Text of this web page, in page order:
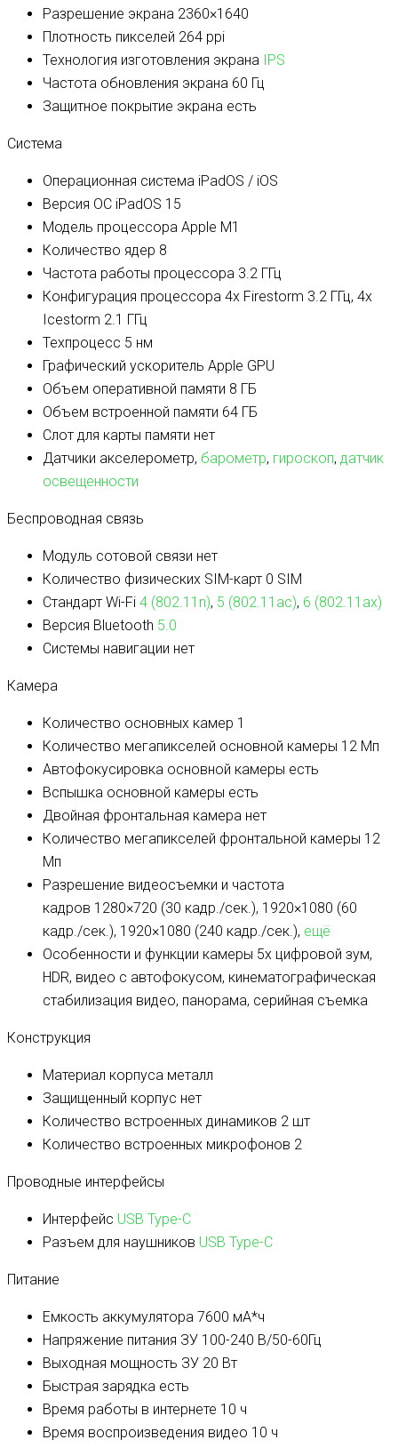
Разрешение экрана 2360×1640
Плотность пикселей 264 ppi
Технология изготовления экрана IPS
Частота обновления экрана 60 Гц
Защитное покрытие экрана есть
Система
Операционная система iPadOS / iOS
Версия ОС iPadOS 15
Модель процессора Apple M1
Количество ядер 8
Частота работы процессора 3.2 ГГц
Конфигурация процессора 4x Firestorm 3.2 ГГц, 4x
Icestorm 2.1 ГГц
Техпроцесс 5 нм
Графический ускоритель Apple GPU
Объем оперативной памяти 8 ГБ
Объем встроенной памяти 64 ГБ
Слот для карты памяти нет
Датчики акселерометр, барометр, гироскоп, датчик
освещенности
Беспроводная связь
Модуль сотовой связи нет
Количество физических SIM-карт 0 SIM
Стандарт Wi-Fi 4 (802.11n), 5 (802.11ac), 6 (802.11ax)
Версия Bluetooth 5.0
Системы навигации нет
Камера
Количество основных камер 1
Количество мегапикселей основной камеры 12 Мп
Автофокусировка основной камеры есть
Вспышка основной камеры есть
Двойная фронтальная камера нет
Количество мегапикселей фронтальной камеры 12
Мп
Разрешение видеосъемки и частота
кадров 1280×720 (30 кадр./сек.), 1920×1080 (60
кадр./сек.), 1920×1080 (240 кадр./сек.), ещё
Особенности и функции камеры 5х цифровой зум,
HDR, видео с автофокусом, кинемато­графическая
стабилизация видео, панорама, серийная съемка
Конструкция
Материал корпуса металл
Защищенный корпус нет
Количество встроенных динамиков 2 шт
Количество встроенных микрофонов 2
Проводные интерфейсы
Интерфейс USB Type-C
Разъем для наушников USB Type-C
Питание
Емкость аккумулятора 7600 мА*ч
Напряжение питания ЗУ 100-240 В/50-60Гц
Выходная мощность ЗУ 20 Вт
Быстрая зарядка есть
Время работы в интернете 10 ч
Время воспроизведения видео 10 ч